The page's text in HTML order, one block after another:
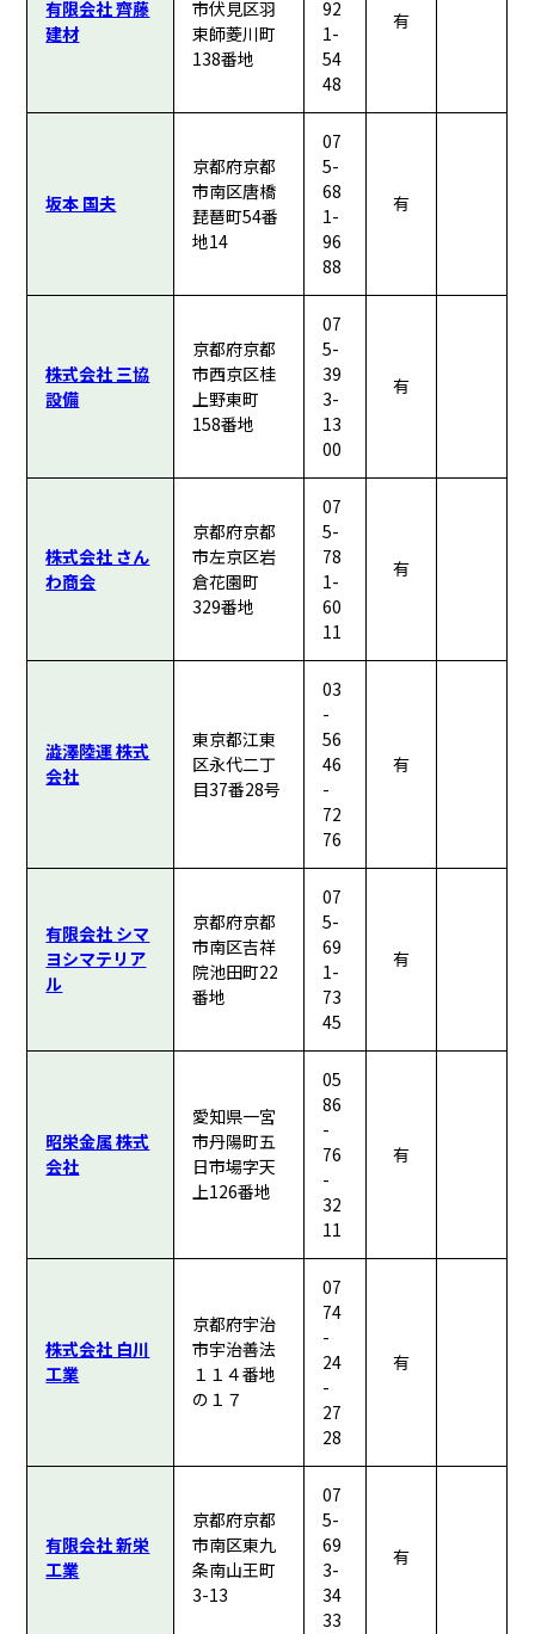
有限会社 齊藤
建材
市伏見区羽
束師菱川町
138番地
92
1-
54
48
有
坂本 国夫
京都府京都
市南区唐橋
琵琶町54番
地14
07
5-
68
1-
96
88
有
株式会社 三協
設備
京都府京都
市西京区桂
上野東町
158番地
07
5-
39
3-
13
00
有
株式会社 さん
わ商会
京都府京都
市左京区岩
倉花園町
329番地
07
5-
78
1-
60
11
有
澁澤陸運 株式
会社
東京都江東
区永代二丁
目37番28号
03
-
56
46
-
72
76
有
有限会社 シマ
ヨシマテリア
ル
京都府京都
市南区吉祥
院池田町22
番地
07
5-
69
1-
73
45
有
昭栄金属 株式
会社
愛知県一宮
市丹陽町五
日市場字天
上126番地
05
86
-
76
-
32
11
有
株式会社 白川
工業
京都府宇治
市宇治善法
１１４番地
の１７
07
74
-
24
-
27
28
有
有限会社 新栄
工業
京都府京都
市南区東九
条南山王町
3-13
07
5-
69
3-
34
33
有